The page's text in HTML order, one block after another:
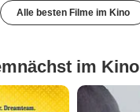
Alle besten Filme im Kino
im Kino